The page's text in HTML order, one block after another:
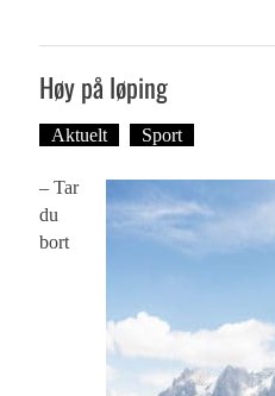
Høy på løping
Aktuelt Sport
– Tar
du
bort